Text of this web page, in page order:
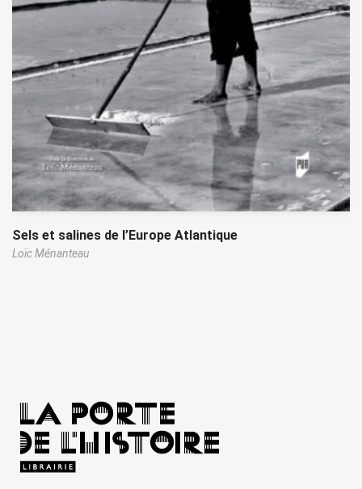
Sels et salines de l’Europe Atlantique
Loïc Ménanteau